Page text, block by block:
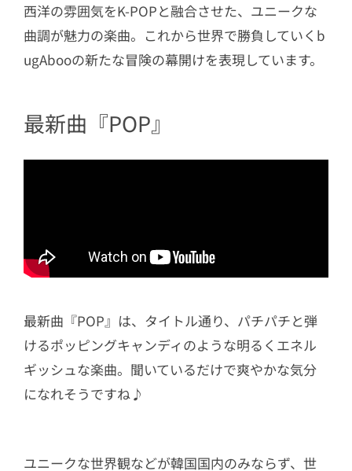
西洋の雰囲気をK-POPと融合させた、ユニークな
曲調が魅力の楽曲。これから世界で勝負していくb
ugAbooの新たな冒険の幕開けを表現しています。
最新曲『POP』
最新曲『POP』は、タイトル通り、パチパチと弾
けるポッピングキャンディのような明るくエネル
ギッシュな楽曲。聞いているだけで爽やかな気分
になれそうですね♪
ユニークな世界観などが韓国国内のみならず、世